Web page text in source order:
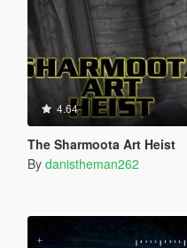
4.64
The Sharmoota Art Heist
By danistheman262